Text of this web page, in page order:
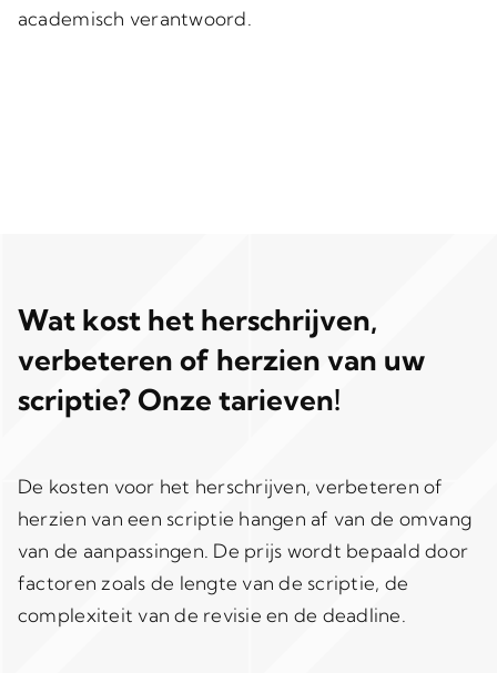
academisch verantwoord.
Wat kost het herschrijven,
verbeteren of herzien van uw
scriptie? Onze tarieven!
De kosten voor het herschrijven, verbeteren of
herzien van een scriptie hangen af van de omvang
van de aanpassingen. De prijs wordt bepaald door
factoren zoals de lengte van de scriptie, de
complexiteit van de revisie en de deadline.